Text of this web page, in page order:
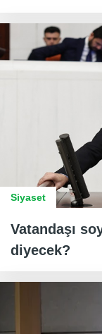
Siyaset
Vatandaşı
diyecek?